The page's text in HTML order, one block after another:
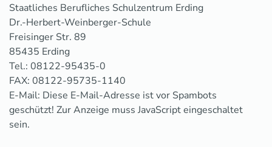
Staatliches Berufliches Schulzentrum Erding
Dr.-Herbert-Weinberger-Schule
Freisinger Str. 89
85435 Erding
Tel.: 08122-95435-0
FAX: 08122-95735-1140
E-Mail: Diese E-Mail-Adresse ist vor Spambots
geschützt! Zur Anzeige muss JavaScript eingeschaltet
sein.